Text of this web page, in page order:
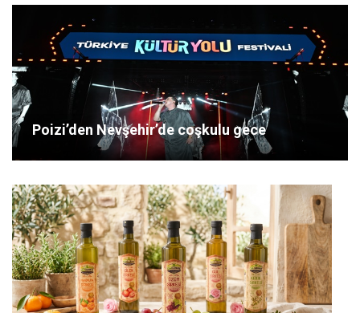
Poizi’den Nevşehir’de coşkulu gece